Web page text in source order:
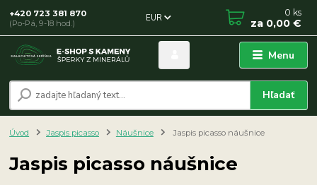
Menu
EUR
Hľadať
+420 723 381 870
(Po-Pá, 9-18 hod.)
0 ks
za 0,00 €
Úvod Jaspis picasso Náušnice Jaspis picasso náušnice
Jaspis picasso náušnice